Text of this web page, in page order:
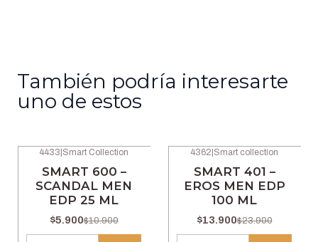
También podría interesarte
uno de estos
4433 Smart Collection
SMART 600 –
SCANDAL MEN
EDP 25 ML
$5.900$10.900
4362 Smart collection
SMART 401 –
EROS MEN EDP
100 ML
$13.900$23.900